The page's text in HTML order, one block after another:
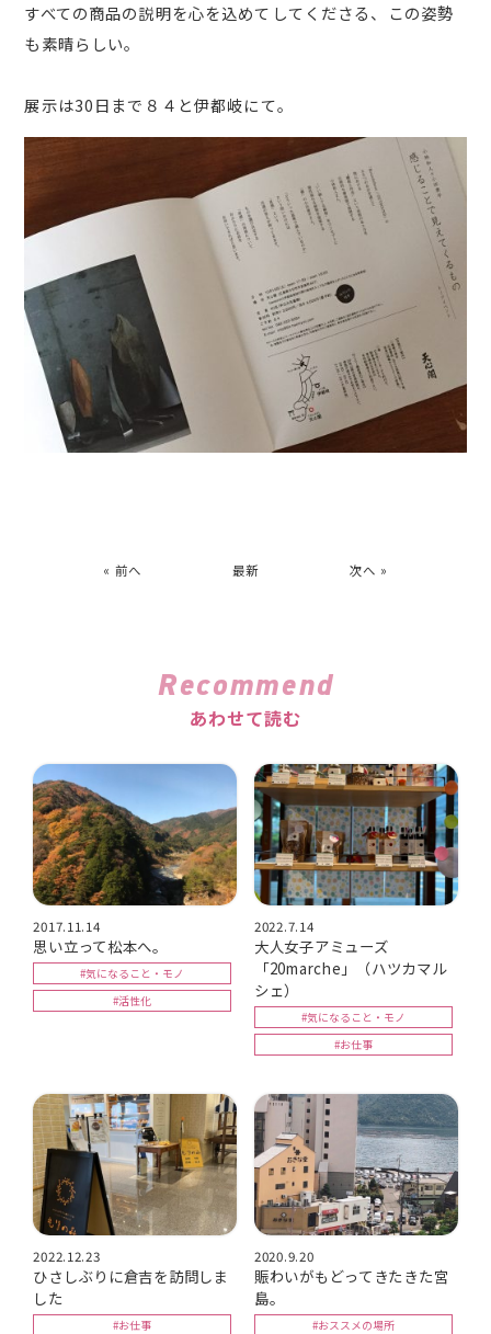
すべての商品の説明を心を込めてしてくださる、この姿勢
も素晴らしい。
展示は30日まで８４と伊都岐にて。
« 前へ 最新 次へ »
Recommend
あわせて読む
2017.11.14
思い立って松本へ。
#気になること・モノ
#活性化
2022.7.14
大人女子アミューズ
「20marche」（ハツカマル
シェ）
#気になること・モノ
#お仕事
2022.12.23
ひさしぶりに倉吉を訪問しま
した
#お仕事
2020.9.20
賑わいがもどってきたきた宮
島。
#おススメの場所